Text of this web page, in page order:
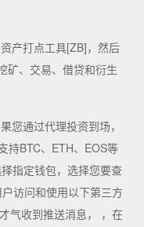
产打点工具[ZB]，然后
矿、交易、借贷和衍生
您通过代理投资到场，
持BTC、ETH、EOS等
指定钱包，选择您要查
访问和使用以下第三方
气收到推送消息， ，在